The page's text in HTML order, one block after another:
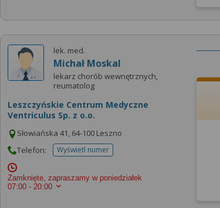
lek. med.
Michał Moskal
lekarz chorób wewnętrznych,
reumatolog
Leszczyńskie Centrum Medyczne
Ventriculus Sp. z o.o.
Słowiańska 41, 64-100 Leszno
Telefon:
Wyświetl numertelefonu do placowki
Zamknięte, zapraszamy w poniedziałek
07:00 - 20:00